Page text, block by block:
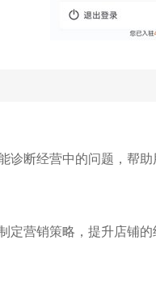
诊断经营中的问题，帮
营销策略，提升店铺的